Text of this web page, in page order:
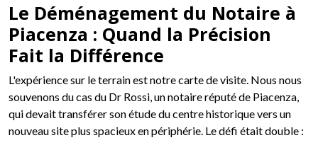
Le Déménagement du Notaire à
Piacenza : Quand la Précision
Fait la Différence
L'expérience sur le terrain est notre carte de visite. Nous nous
souvenons du cas du Dr Rossi, un notaire réputé de Piacenza,
qui devait transférer son étude du centre historique vers un
nouveau site plus spacieux en périphérie. Le défi était double :